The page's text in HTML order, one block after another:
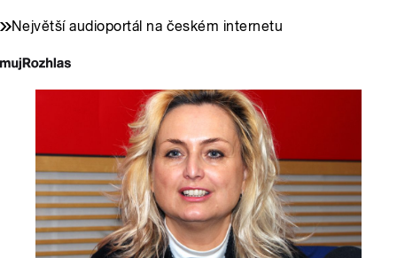
Největší audioportál na českém internetu